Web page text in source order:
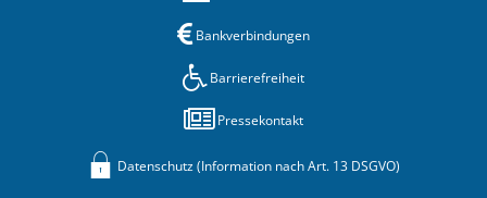
Bankverbindungen
Barrierefreiheit
Pressekontakt
Datenschutz (Information nach Art. 13 DSGVO)